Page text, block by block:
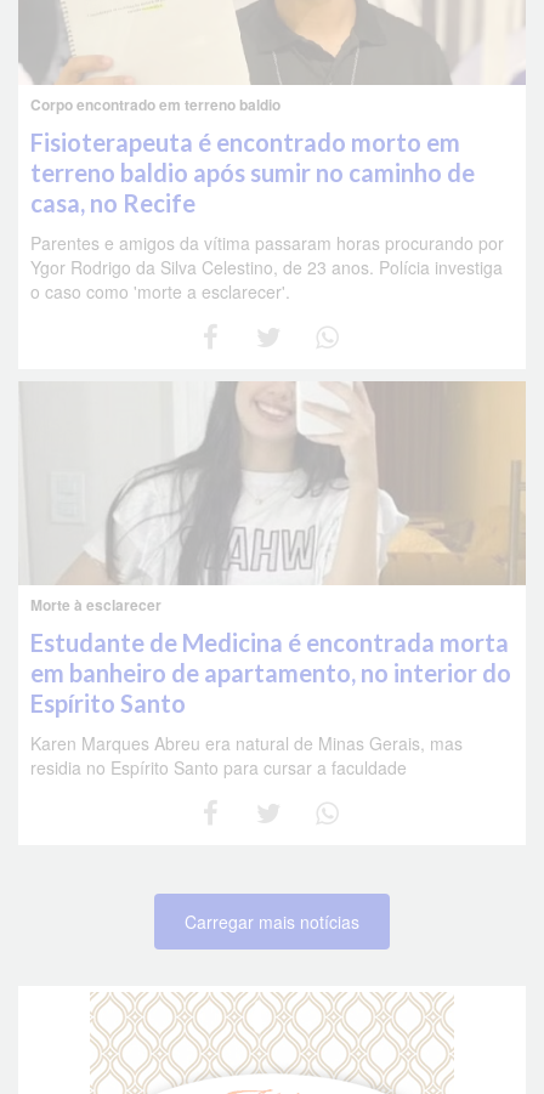
Corpo encontrado em terreno baldio
Fisioterapeuta é encontrado morto em
terreno baldio após sumir no caminho de
casa, no Recife
Parentes e amigos da vítima passaram horas procurando por
Ygor Rodrigo da Silva Celestino, de 23 anos. Polícia investiga
o caso como 'morte a esclarecer'.
Morte à esclarecer
Estudante de Medicina é encontrada morta
em banheiro de apartamento, no interior do
Espírito Santo
Karen Marques Abreu era natural de Minas Gerais, mas
residia no Espírito Santo para cursar a faculdade
Carregar mais notícias